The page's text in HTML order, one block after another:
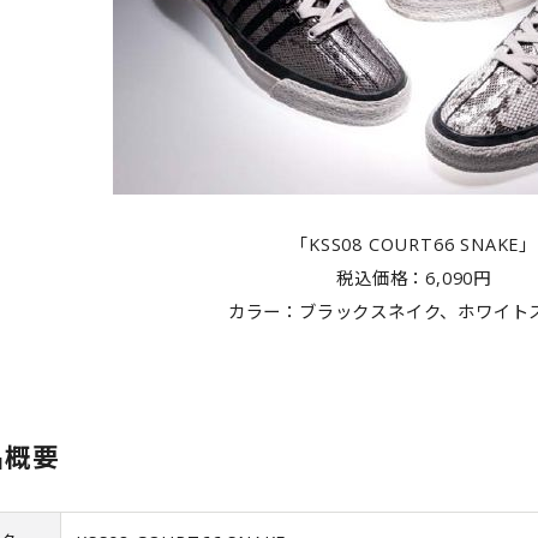
「KSS08 COURT66 SNAKE」
税込価格：6,090円
カラー：ブラックスネイク、ホワイト
要